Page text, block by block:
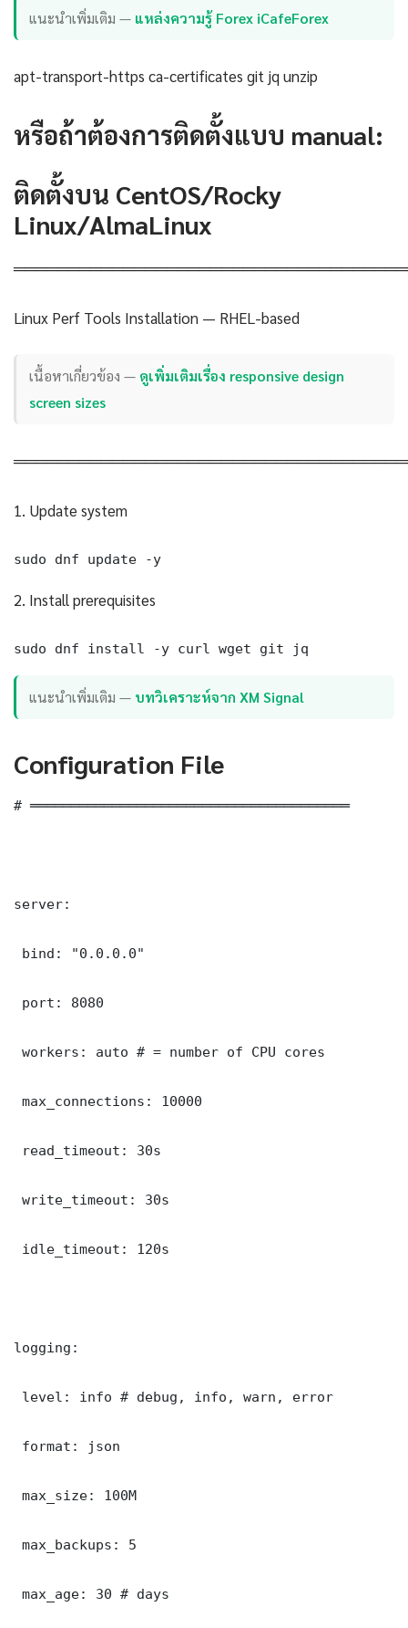
แนะนำเพิ่มเติม — แหล่งความรู้ Forex iCafeForex
apt-transport-https ca-certificates git jq unzip
หรือถ้าต้องการติดตั้งแบบ manual:
ติดตั้งบน CentOS/Rocky
Linux/AlmaLinux
Linux Perf Tools Installation — RHEL-based
เนื้อหาเกี่ยวข้อง — ดูเพิ่มเติมเรื่อง responsive design
screen sizes
1. Update system
sudo dnf update -y
2. Install prerequisites
sudo dnf install -y curl wget git jq
แนะนำเพิ่มเติม — บทวิเคราะห์จาก XM Signal
Configuration File
# ═══════════════════════════════════════
server:
bind: "0.0.0.0"
port: 8080
workers: auto # = number of CPU cores
max_connections: 10000
read_timeout: 30s
write_timeout: 30s
idle_timeout: 120s
logging:
level: info # debug, info, warn, error
format: json
max_size: 100M
max_backups: 5
max_age: 30 # days